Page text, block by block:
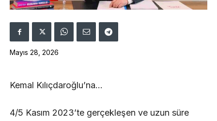
Mayıs 28, 2026
Kemal Kılıçdaroğlu’na…
4/5 Kasım 2023’te gerçekleşen ve uzun süre